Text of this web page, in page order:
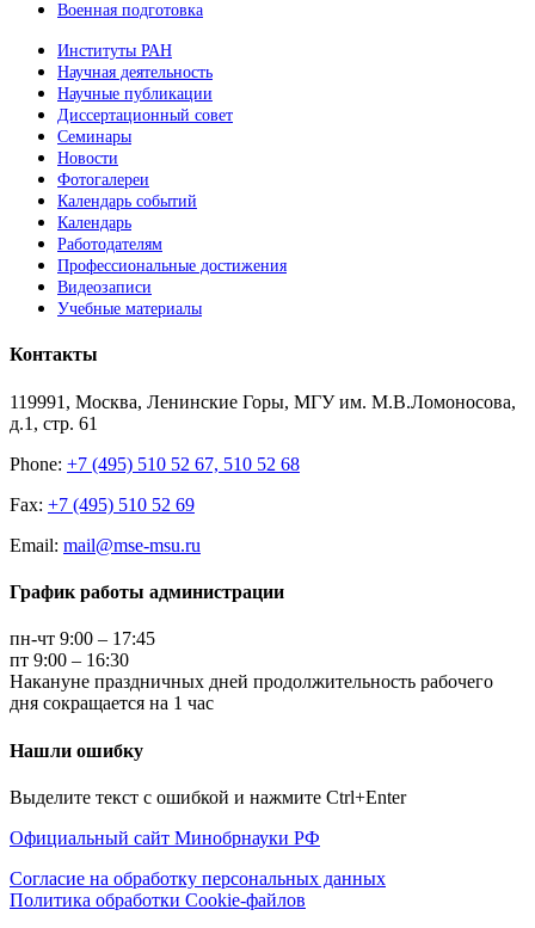
Военная подготовка
Институты РАН
Научная деятельность
Научные публикации
Диссертационный совет
Семинары
Новости
Фотогалереи
Календарь событий
Календарь
Работодателям
Профессиональные достижения
Видеозаписи
Учебные материалы
Контакты
119991, Москва, Ленинские Горы, МГУ им. М.В.Ломоносова,
д.1, стр. 61
Phone: +7 (495) 510 52 67, 510 52 68
Fax: +7 (495) 510 52 69
Email: mail@mse-msu.ru
График работы администрации
пн-чт 9:00 – 17:45
пт 9:00 – 16:30
Накануне праздничных дней продолжительность рабочего
дня сокращается на 1 час
Нашли ошибку
Выделите текст с ошибкой и нажмите Ctrl+Enter
Официальный сайт Минобрнауки РФ
Согласие на обработку персональных данных
Политика обработки Cookie-файлов